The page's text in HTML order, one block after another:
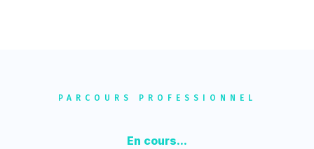
PARCOURS PROFESSIONNEL
En cours...